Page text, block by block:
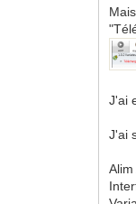
J'ai
J'ai